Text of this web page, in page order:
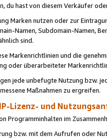
du hast von diesem Verkäufer
Marken nutzen oder zur
Namen, Subdomain-Namen,
sind.
Markenrichtlinien und die
oder überarbeiteter
jede unbefugte Nutzung bzw.
Maßnahmen zu ergreifen.
IP-Lizenz- und
Programminhalten im
bzw. mit dem Aufrufen oder